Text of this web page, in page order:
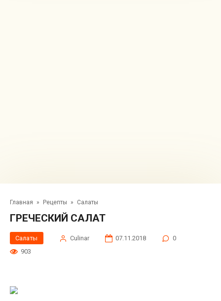
Главная » Рецепты » Салаты
ГРЕЧЕСКИЙ САЛАТ
Салаты Сulinar 07.11.2018
0
903